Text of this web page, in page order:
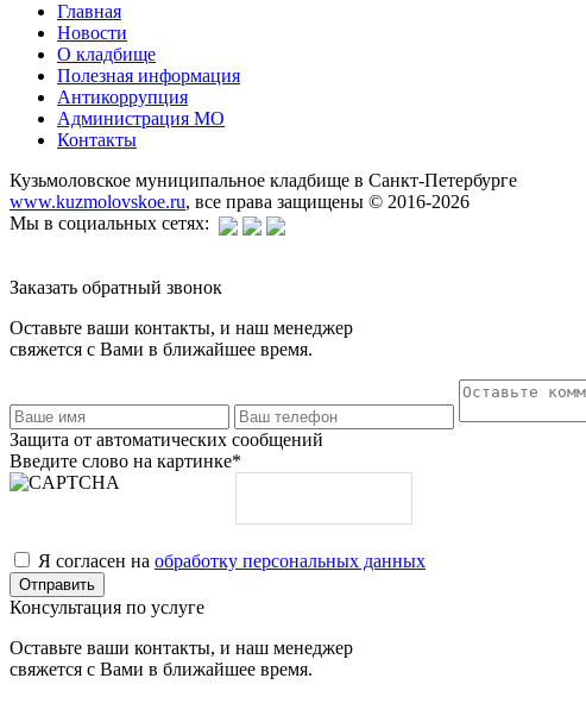
Главная
Новости
О кладбище
Полезная информация
Антикоррупция
Администрация МО
Контакты
Кузьмоловское муниципальное кладбище в Санкт-Петербурге
www.kuzmolovskoe.ru, все права защищены © 2016-2026
Мы в социальных сетях:
Заказать обратный звонок
Оставьте ваши контакты, и наш менеджер
свяжется с Вами в ближайшее время.
Защита от автоматических сообщений
Введите слово на картинке*
Я согласен на обработку персональных данных
Консультация по услуге
Оставьте ваши контакты, и наш менеджер
свяжется с Вами в ближайшее время.